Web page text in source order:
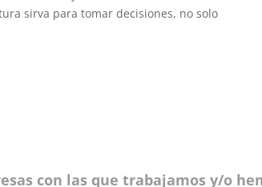
sirva para tomar decisiones, no solo
con las que trabajamos y/o